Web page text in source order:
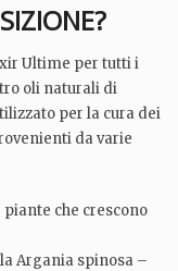
Ultime per tutti i
oli naturali di
per la cura dei
da varie
che crescono
Argania spinosa –